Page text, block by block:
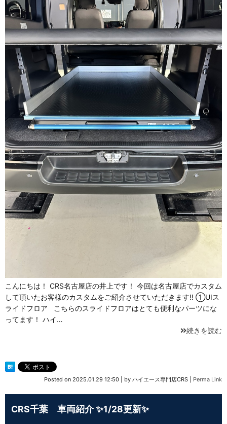
こんにちは！ CRS名古屋店の井上です！ 今回は名古屋店でカスタム
して頂いたお客様のカスタムをご紹介させていただきます‼ ①UIス
ライドフロア こちらのスライドフロアはとても便利なパーツにな
ってます！ ハイ…
続きを読む
Posted on 2025.01.29 12:50 by ハイエース専門店CRS Perma Link
CRS千葉 車両紹介 ✨1/28更新✨